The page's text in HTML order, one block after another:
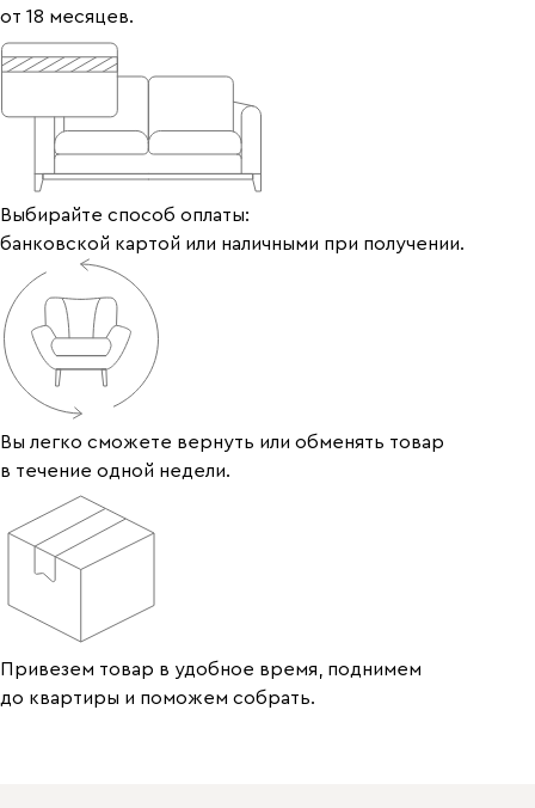
от 18 месяцев.
Выбирайте способ оплаты:
банковской картой или наличными при получении.
Вы легко сможете вернуть или обменять товар
в течение одной недели.
Привезем товар в удобное время, поднимем
до квартиры и поможем собрать.